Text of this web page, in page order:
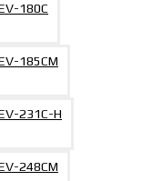
180C
185СM
231С-Н
248СM